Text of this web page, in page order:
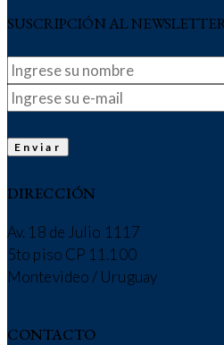
SUSCRIPCIÓN AL
DIRECCIÓN
Av. 18 de Julio 1117
5to piso CP 11.100
Montevideo / Uruguay
CONTACTO